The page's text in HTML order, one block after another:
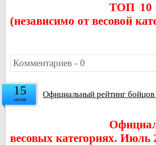
ТОП 10
(независимо от весовой
Комментариев - 0
15
июля Официальный рейтинг
весовых категориях. Июль